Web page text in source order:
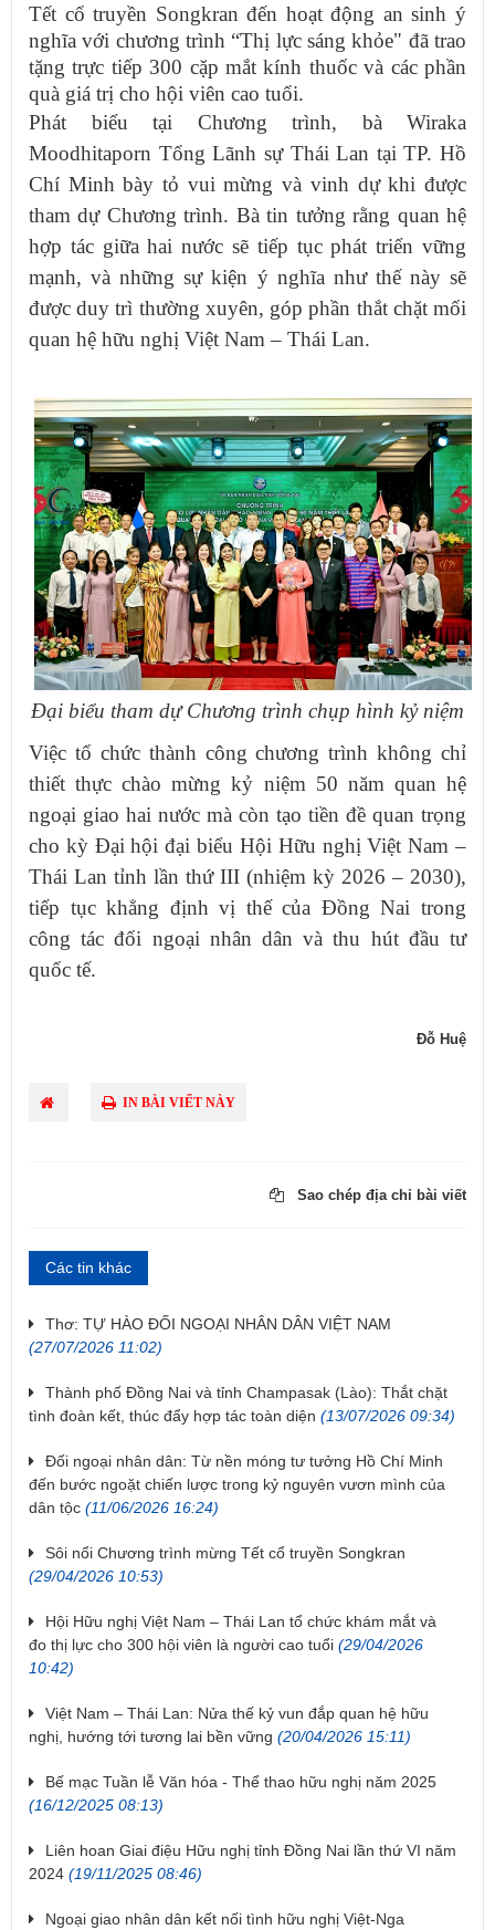
Tết cổ truyền Songkran đến hoạt động an sinh ý
nghĩa với chương trình “Thị lực sáng khỏe" đã trao
tặng trực tiếp 300 cặp mắt kính thuốc và các phần
quà giá trị cho hội viên cao tuổi.
Phát biểu tại Chương trình, bà Wiraka
Moodhitaporn Tổng Lãnh sự Thái Lan tại TP. Hồ
Chí Minh bày tỏ vui mừng và vinh dự khi được
tham dự Chương trình. Bà tin tưởng rằng quan hệ
hợp tác giữa hai nước sẽ tiếp tục phát triển vững
mạnh, và những sự kiện ý nghĩa như thế này sẽ
được duy trì thường xuyên, góp phần thắt chặt mối
quan hệ hữu nghị Việt Nam – Thái Lan.
Đại biểu tham dự Chương trình chụp hình kỷ niệm
Việc tổ chức thành công chương trình không chỉ
thiết thực chào mừng kỷ niệm 50 năm quan hệ
ngoại giao hai nước mà còn tạo tiền đề quan trọng
cho kỳ Đại hội đại biểu Hội Hữu nghị Việt Nam –
Thái Lan tỉnh lần thứ III (nhiệm kỳ 2026 – 2030),
tiếp tục khẳng định vị thế của Đồng Nai trong
công tác đối ngoại nhân dân và thu hút đầu tư
quốc tế.
Đỗ Huệ
IN BÀI VIẾT NÀY
Sao chép địa chỉ bài viết
Các tin khác
Thơ: TỰ HÀO ĐỐI NGOẠI NHÂN DÂN VIỆT NAM
(27/07/2026 11:02)
Thành phố Đồng Nai và tỉnh Champasak (Lào): Thắt chặt
tình đoàn kết, thúc đẩy hợp tác toàn diện (13/07/2026 09:34)
Đối ngoại nhân dân: Từ nền móng tư tưởng Hồ Chí Minh
đến bước ngoặt chiến lược trong kỷ nguyên vươn mình của
dân tộc (11/06/2026 16:24)
Sôi nổi Chương trình mừng Tết cổ truyền Songkran
(29/04/2026 10:53)
Hội Hữu nghị Việt Nam – Thái Lan tổ chức khám mắt và
đo thị lực cho 300 hội viên là người cao tuổi (29/04/2026
10:42)
Việt Nam – Thái Lan: Nửa thế kỷ vun đắp quan hệ hữu
nghị, hướng tới tương lai bền vững (20/04/2026 15:11)
Bế mạc Tuần lễ Văn hóa - Thể thao hữu nghị năm 2025
(16/12/2025 08:13)
Liên hoan Giai điệu Hữu nghị tỉnh Đồng Nai lần thứ VI năm
2024 (19/11/2025 08:46)
Ngoại giao nhân dân kết nối tình hữu nghị Việt-Nga